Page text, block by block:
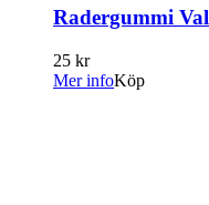
Radergummi Val
25 kr
Mer infoKöp